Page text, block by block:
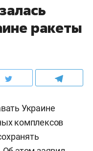
ракеты
Украине
комплексов